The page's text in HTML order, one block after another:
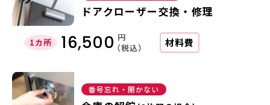
ドアクローザー交換・修理
1カ所 16,500 円
（税込）
材料費
番号忘れ・開かない